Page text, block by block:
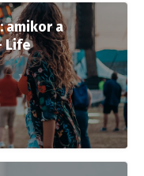
amikor a
Life